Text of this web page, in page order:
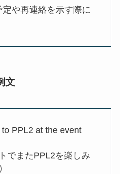
や再連絡を示す際に
文
PPL2 at the event
でまたPPL2を楽しみ